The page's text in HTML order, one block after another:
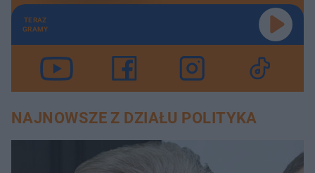
TERAZ
GRAMY
NAJNOWSZE Z DZIAŁU POLITYKA